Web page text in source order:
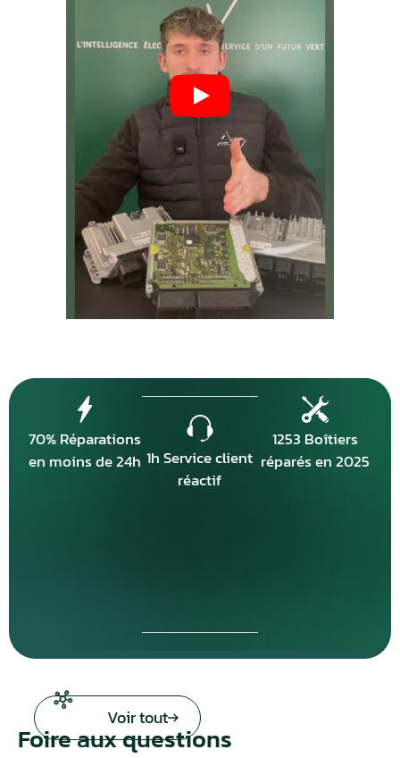
70% Réparations
en moins de 24h 1h Service client
réactif
1253 Boîtiers
réparés en 2025
Voir tout
Foire aux questions